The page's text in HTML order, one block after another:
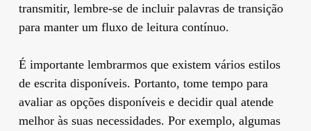
transmitir, lembre-se de incluir palavras de transição
para manter um fluxo de leitura contínuo.
É importante lembrarmos que existem vários estilos
de escrita disponíveis. Portanto, tome tempo para
avaliar as opções disponíveis e decidir qual atende
melhor às suas necessidades. Por exemplo, algumas